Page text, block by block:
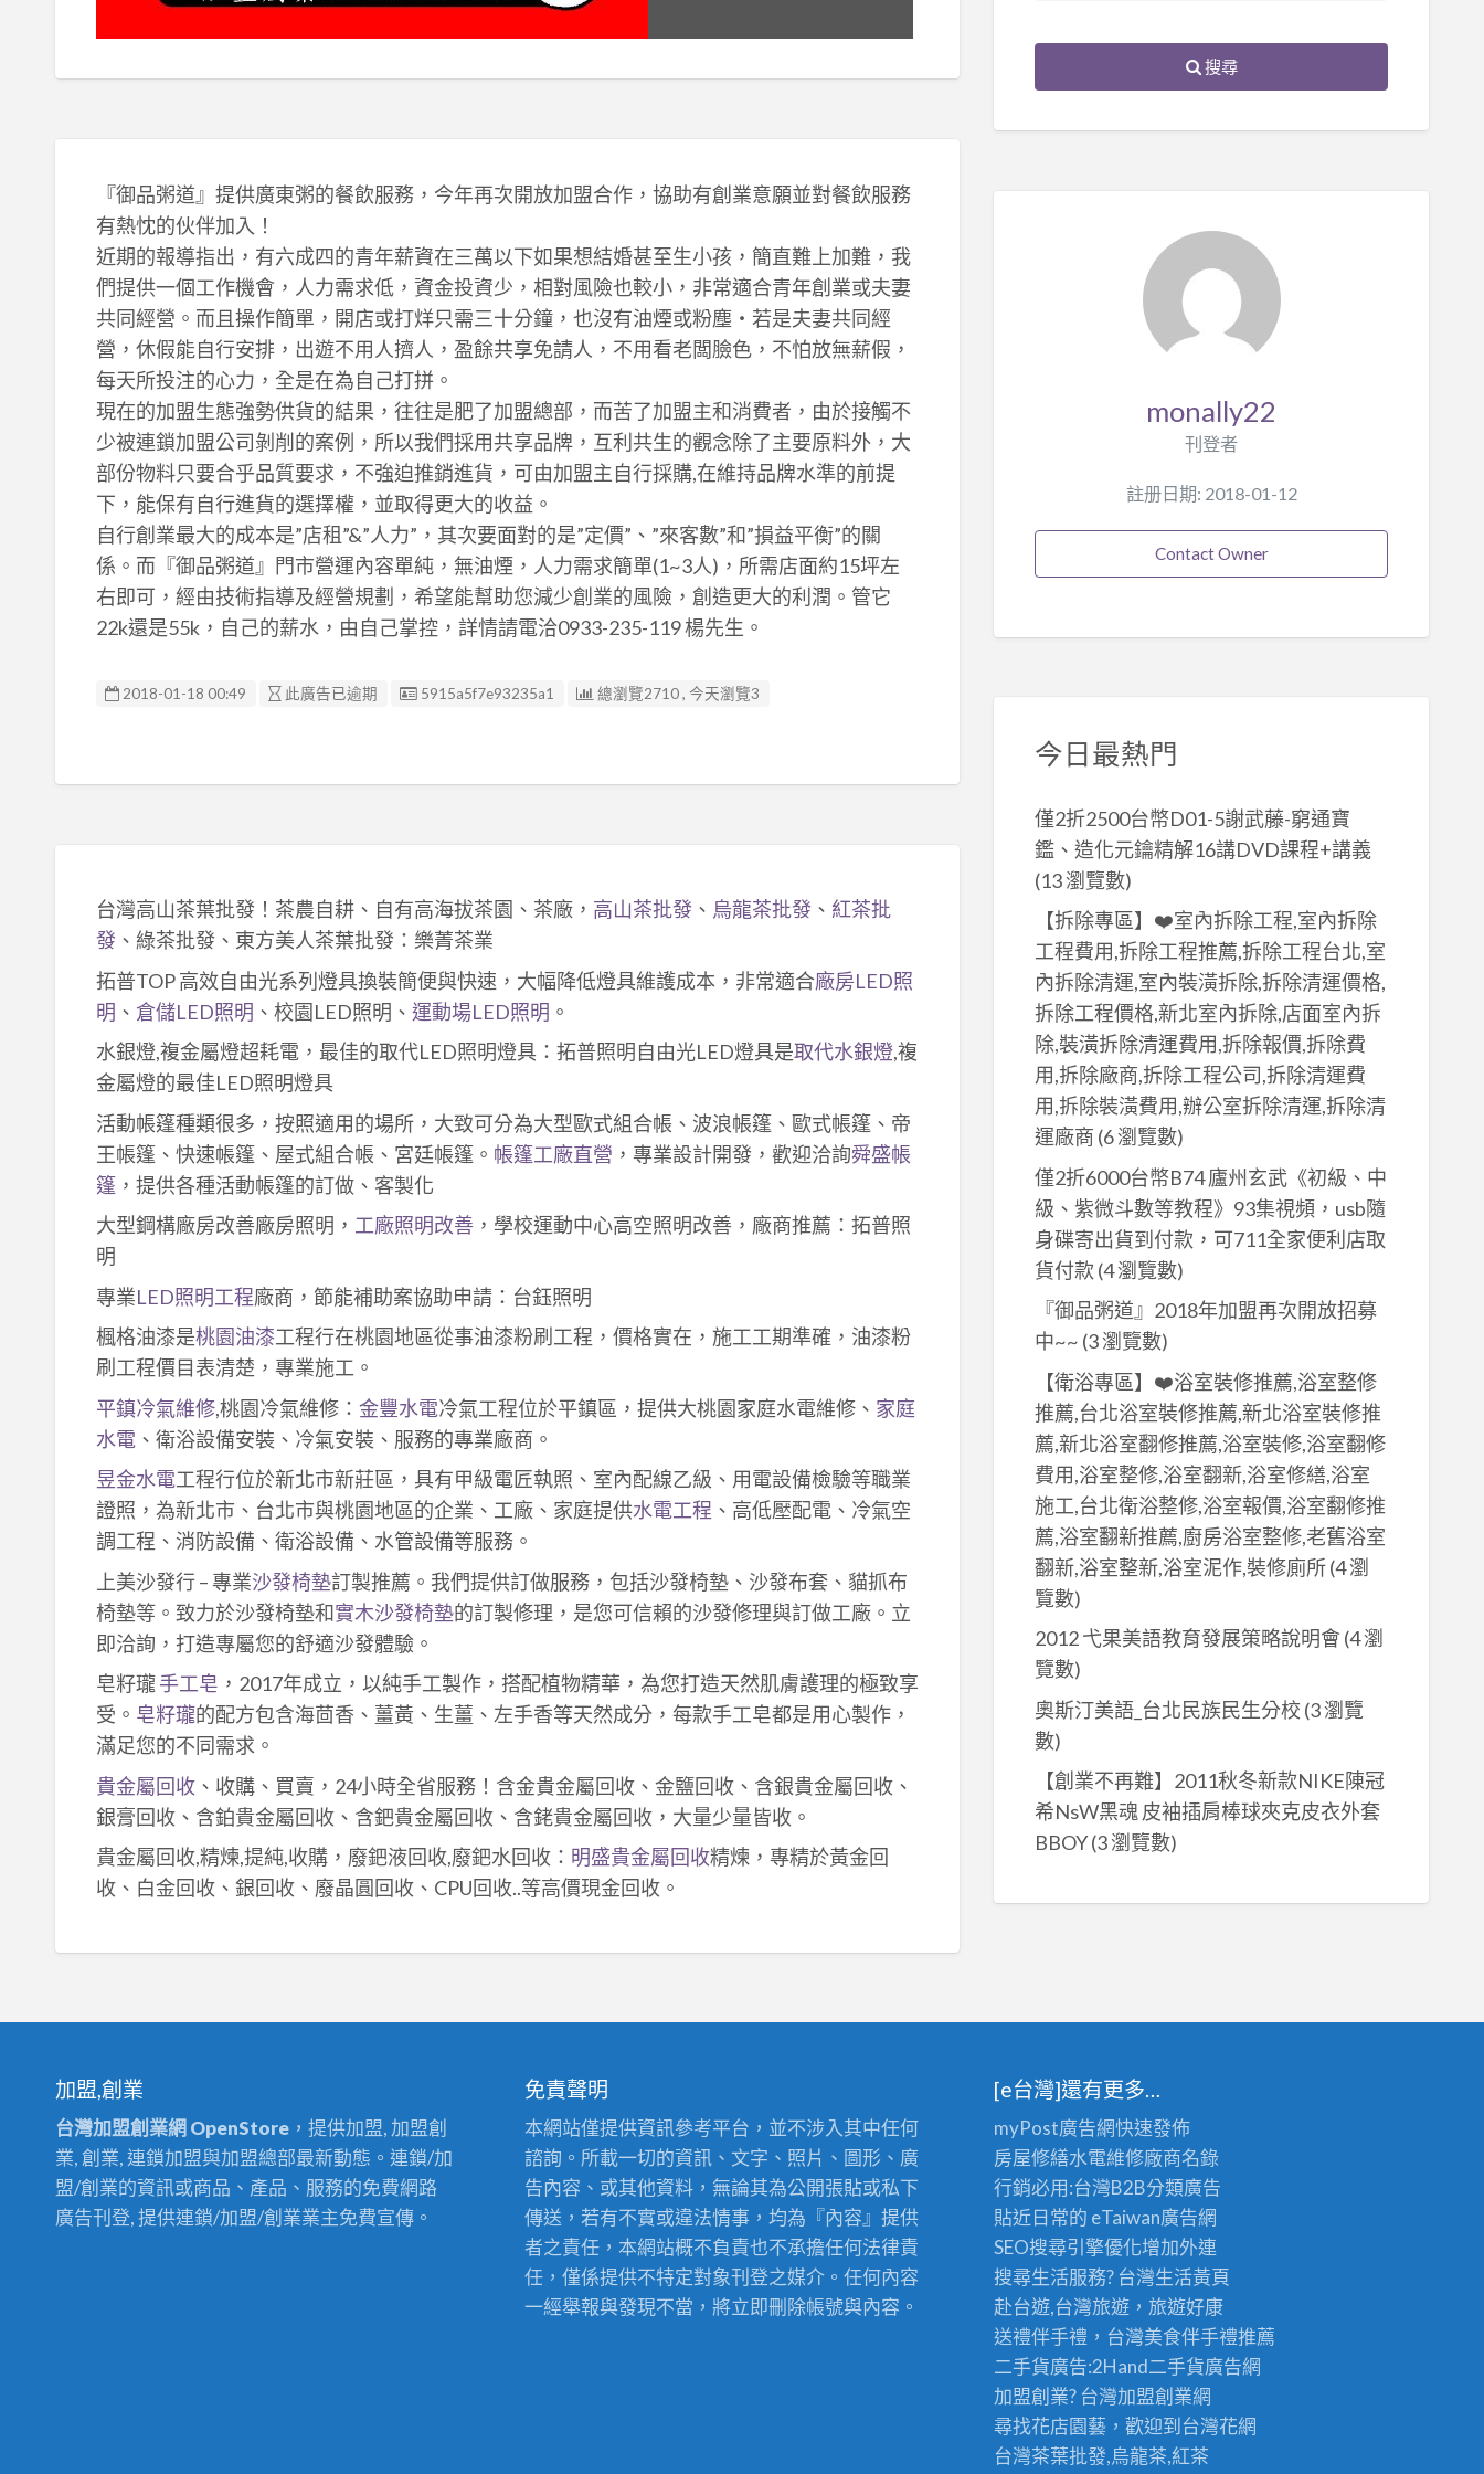
『御品粥道』提供廣東粥的餐飲服務，今年再次開放加盟合作，協助有創業意願並對餐飲服務
有熱忱的伙伴加入！
近期的報導指出，有六成四的青年薪資在三萬以下如果想結婚甚至生小孩，簡直難上加難，我
們提供一個工作機會，人力需求低，資金投資少，相對風險也較小，非常適合青年創業或夫妻
共同經營。而且操作簡單，開店或打烊只需三十分鐘，也沒有油煙或粉塵‧若是夫妻共同經
營，休假能自行安排，出遊不用人擠人，盈餘共享免請人，不用看老闆臉色，不怕放無薪假，
每天所投注的心力，全是在為自己打拼。
現在的加盟生態強勢供貨的結果，往往是肥了加盟總部，而苦了加盟主和消費者，由於接觸不
少被連鎖加盟公司剝削的案例，所以我們採用共享品牌，互利共生的觀念除了主要原料外，大
部份物料只要合乎品質要求，不強迫推銷進貨，可由加盟主自行採購,在維持品牌水準的前提
下，能保有自行進貨的選擇權，並取得更大的收益。
自行創業最大的成本是”店租”&”人力”，其次要面對的是”定價”、”來客數”和”損益平衡”的關
係。而『御品粥道』門市營運內容單純，無油煙，人力需求簡單(1~3人)，所需店面約15坪左
右即可，經由技術指導及經營規劃，希望能幫助您減少創業的風險，創造更大的利潤。管它
22k還是55k，自己的薪水，由自己掌控，詳情請電洽0933-235-119 楊先生。
2018-01-18 00:49 此廣告已逾期 廣告编號
5915a5f7e93235a1 總瀏覽2710 , 今天瀏覽3
台灣高山茶葉批發！茶農自耕、自有高海拔茶園、茶廠， 高山茶批發、 烏龍茶批發、 紅茶批
發、綠茶批發、東方美人茶葉批發：樂菁茶業
拓普TOP 高效自由光系列燈具換裝簡便與快速，大幅降低燈具維護成本，非常適合廠房LED照
明 、 倉儲LED照明 、校園LED照明、 運動場LED照明 。
水銀燈,複金屬燈超耗電，最佳的取代LED照明燈具：拓普照明自由光LED燈具是取代水銀燈,複
金屬燈的最佳LED照明燈具
活動帳篷種類很多，按照適用的場所，大致可分為大型歐式組合帳、波浪帳篷、歐式帳篷、帝
王帳篷、快速帳篷、屋式組合帳、宮廷帳篷。 帳篷工廠直營 ，專業設計開發，歡迎洽詢舜盛帳
篷，提供各種活動帳篷的訂做、客製化
大型鋼構廠房改善廠房照明， 工廠照明改善，學校運動中心高空照明改善，廠商推薦：拓普照
明
專業LED照明工程廠商，節能補助案協助申請：台鈺照明
楓格油漆是桃園油漆工程行在桃園地區從事油漆粉刷工程，價格實在，施工工期準確，油漆粉
刷工程價目表清楚，專業施工。
平鎮冷氣維修,桃園冷氣維修： 金豐水電冷氣工程位於平鎮區，提供大桃園家庭水電維修、 家庭
水電、衛浴設備安裝、冷氣安裝、服務的專業廠商。
昱金水電工程行位於新北市新莊區，具有甲級電匠執照、室內配線乙級、用電設備檢驗等職業
證照，為新北市、台北市與桃園地區的企業、工廠、家庭提供水電工程 、高低壓配電、冷氣空
調工程、消防設備、衛浴設備、水管設備等服務。
上美沙發行 – 專業沙發椅墊訂製推薦。我們提供訂做服務，包括沙發椅墊、沙發布套、貓抓布
椅墊等。致力於沙發椅墊和實木沙發椅墊的訂製修理，是您可信賴的沙發修理與訂做工廠。立
即洽詢，打造專屬您的舒適沙發體驗。
皂籽瓏手工皂 ，2017年成立，以純手工製作，搭配植物精華，為您打造天然肌膚護理的極致享
受。 皂籽瓏的配方包含海茴香、薑黃、生薑、左手香等天然成分，每款手工皂都是用心製作，
滿足您的不同需求。
貴金屬回收、收購、買賣，24小時全省服務！含金貴金屬回收、金鹽回收、含銀貴金屬回收、
銀膏回收、含鉑貴金屬回收、含鈀貴金屬回收、含銠貴金屬回收，大量少量皆收。
貴金屬回收,精煉,提純,收購，廢鈀液回收,廢鈀水回收： 明盛貴金屬回收精煉，專精於黃金回
收、白金回收、銀回收、廢晶圓回收、CPU回收..等高價現金回收。
搜尋
monally22
刊登者
註册日期: 2018-01-12
Contact Owner
今日最熱門
僅2折2500台幣D01-5謝武藤-窮通寶
鑑、造化元鑰精解16講DVD課程+講義
(13 瀏覽數)
【拆除專區】❤️室內拆除工程,室內拆除
工程費用,拆除工程推薦,拆除工程台北,室
內拆除清運,室內裝潢拆除,拆除清運價格,
拆除工程價格,新北室內拆除,店面室內拆
除,裝潢拆除清運費用,拆除報價,拆除費
用,拆除廠商,拆除工程公司,拆除清運費
用,拆除裝潢費用,辦公室拆除清運,拆除清
運廠商 (6 瀏覽數)
僅2折6000台幣B74 廬州玄武《初級、中
級、紫微斗數等教程》93集視頻，usb隨
身碟寄出貨到付款，可711全家便利店取
貨付款 (4 瀏覽數)
『御品粥道』2018年加盟再次開放招募
中~~ (3 瀏覽數)
【衛浴專區】❤️浴室裝修推薦,浴室整修
推薦,台北浴室裝修推薦,新北浴室裝修推
薦,新北浴室翻修推薦,浴室裝修,浴室翻修
費用,浴室整修,浴室翻新,浴室修繕,浴室
施工,台北衛浴整修,浴室報價,浴室翻修推
薦,浴室翻新推薦,廚房浴室整修,老舊浴室
翻新,浴室整新,浴室泥作,裝修廁所(4 瀏
覽數)
2012 弋果美語教育發展策略說明會 (4 瀏
覽數)
奧斯汀美語_台北民族民生分校 (3 瀏覽
數)
【創業不再難】2011秋冬新款NIKE陳冠
希NsW黑魂 皮袖插肩棒球夾克皮衣外套
BBOY(3 瀏覽數)
加盟,創業
台灣加盟創業網 OpenStore ，提供加盟, 加盟創
業, 創業, 連鎖加盟與加盟總部最新動態。連鎖/加
盟/創業的資訊或商品、產品、服務的免費網路
廣告刊登, 提供連鎖/加盟/創業業主免費宣傳。
免責聲明
本網站僅提供資訊參考平台，並不涉入其中任何
諮詢。所載一切的資訊、文字、照片、圖形、廣
告內容、或其他資料，無論其為公開張貼或私下
傳送，若有不實或違法情事，均為『內容』提供
者之責任，本網站概不負責也不承擔任何法律責
任，僅係提供不特定對象刊登之媒介。任何內容
一經舉報與發現不當，將立即刪除帳號與內容。
[e台灣]還有更多…
myPost廣告網快速發佈
房屋修繕水電維修廠商名錄
行銷必用:台灣B2B分類廣告
貼近日常的 eTaiwan廣告網
SEO搜尋引擎優化增加外連
搜尋生活服務? 台灣生活黃頁
赴台遊,台灣旅遊 ，旅遊好康
送禮伴手禮，台灣美食伴手禮推薦
二手貨廣告:2Hand二手貨廣告網
加盟創業? 台灣加盟創業網
尋找花店園藝，歡迎到 台灣花網
台灣茶葉批發,烏龍茶,紅茶